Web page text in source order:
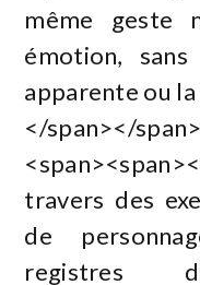
même geste
émotion,
apparente ou
</span></
travers des
de
registres